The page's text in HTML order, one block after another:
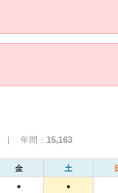
| 年間： 15,163
金 土
● ●